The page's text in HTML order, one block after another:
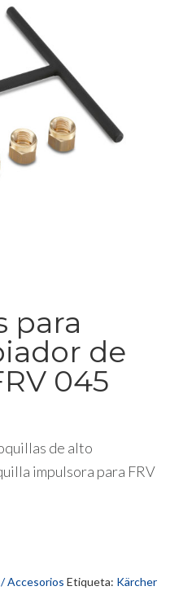
para
de
045
de alto
impulsora para FRV
Accesorios Etiqueta: Kärcher